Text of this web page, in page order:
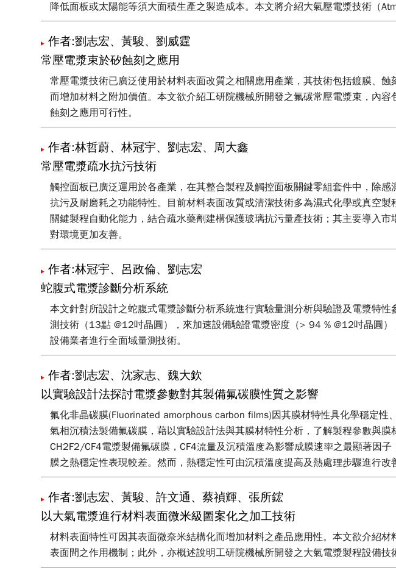
降低面板或太陽能等須大面積生產之製造成本。本文將介紹大氣壓電漿技術（
電漿技術在光電薄膜上的發展方向，包括TFT面板、觸控面板、或薄膜太陽能電
作者:劉志宏、黃駿、劉威霆
常壓電漿束於矽蝕刻之應用
常壓電漿技術已廣泛使用於材料表面改質之相關應用產業，其技術包括鍍膜、
而增加材料之附加價值。本文欲介紹工研院機械所開發之氟碳常壓電漿束，內
蝕刻之應用可行性。
作者:林哲蔚、林冠宇、劉志宏、周大鑫
常壓電漿疏水抗污技術
觸控面板已廣泛運用於各產業，在其整合製程及觸控面板關鍵零組套件中，除
抗污及耐磨耗之功能特性。目前材料表面改質或清潔技術多為濕式化學或真空
關鍵製程自動化能力，結合疏水藥劑建構保護玻璃抗污量產技術；其主要導入
對環境更加友善。
作者:林冠宇、呂政倫、劉志宏
蛇腹式電漿診斷分析系統
本文針對所設計之蛇腹式電漿診斷分析系統進行實驗量測分析與驗證及電漿特
測技術（13點 @12吋晶圓），來加速設備驗證電漿密度（> 94 % @12吋晶圓
設備業者進行全面域量測技術。
作者:劉志宏、沈家志、魏大欽
以實驗設計法探討電漿參數對其製備氟碳膜性質之影響
氟化非晶碳膜(Fluorinated amorphous carbon films)因其膜材特性具化學穩定
氣相沉積法製備氟碳膜，藉以實驗設計法與其膜材特性分析，了解製程參數與
CH2F2/CF4電漿製備氟碳膜，CF4流量及沉積溫度為影響成膜速率之最顯著因
膜之熱穩定性表現較差。然而，熱穩定性可由沉積溫度提高及熱處理步驟進行改
作者:劉志宏、黃駿、許文通、蔡禎輝、張所鋐
以大氣電漿進行材料表面微米級圖案化之加工技術
材料表面特性可因其表面微奈米結構化而增加材料之產品應用性。本文欲介紹
表面間之作用機制；此外，亦概述說明工研院機械所開發之大氣電漿製程設備技